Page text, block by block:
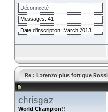
Déconnecté
Messages: 41
Date d'inscription: March 2013
Re : Lorenzo plus fort que Rossi
chrisgaz
World Champion!!